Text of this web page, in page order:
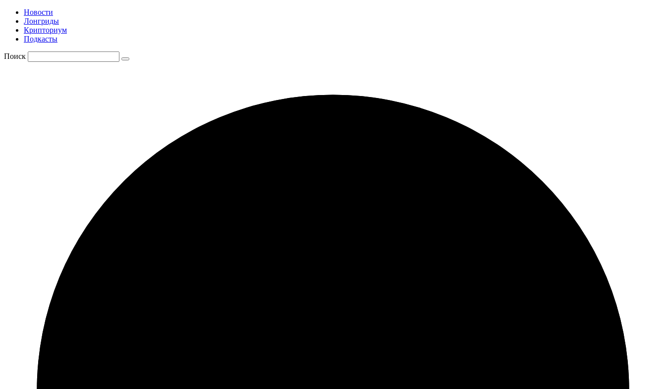
Новости
Лонгриды
Крипториум
Подкасты
Поиск